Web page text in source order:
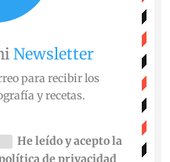
Newsletter
para recibir los
y recetas.
He leído y acepto la
de privacidad